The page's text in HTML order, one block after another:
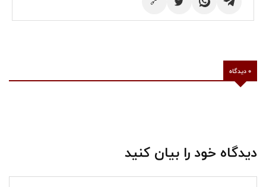
0 دیدگاه
دیدگاه خود را بیان کنید